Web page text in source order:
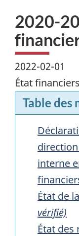
2020-
2022-02-01
État
Table des
interne
État de
vérifié)
État des